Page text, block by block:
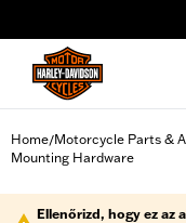
Home/Motorcycle Parts &
Mounting Hardware
Ellenőrizd, hogy ez az